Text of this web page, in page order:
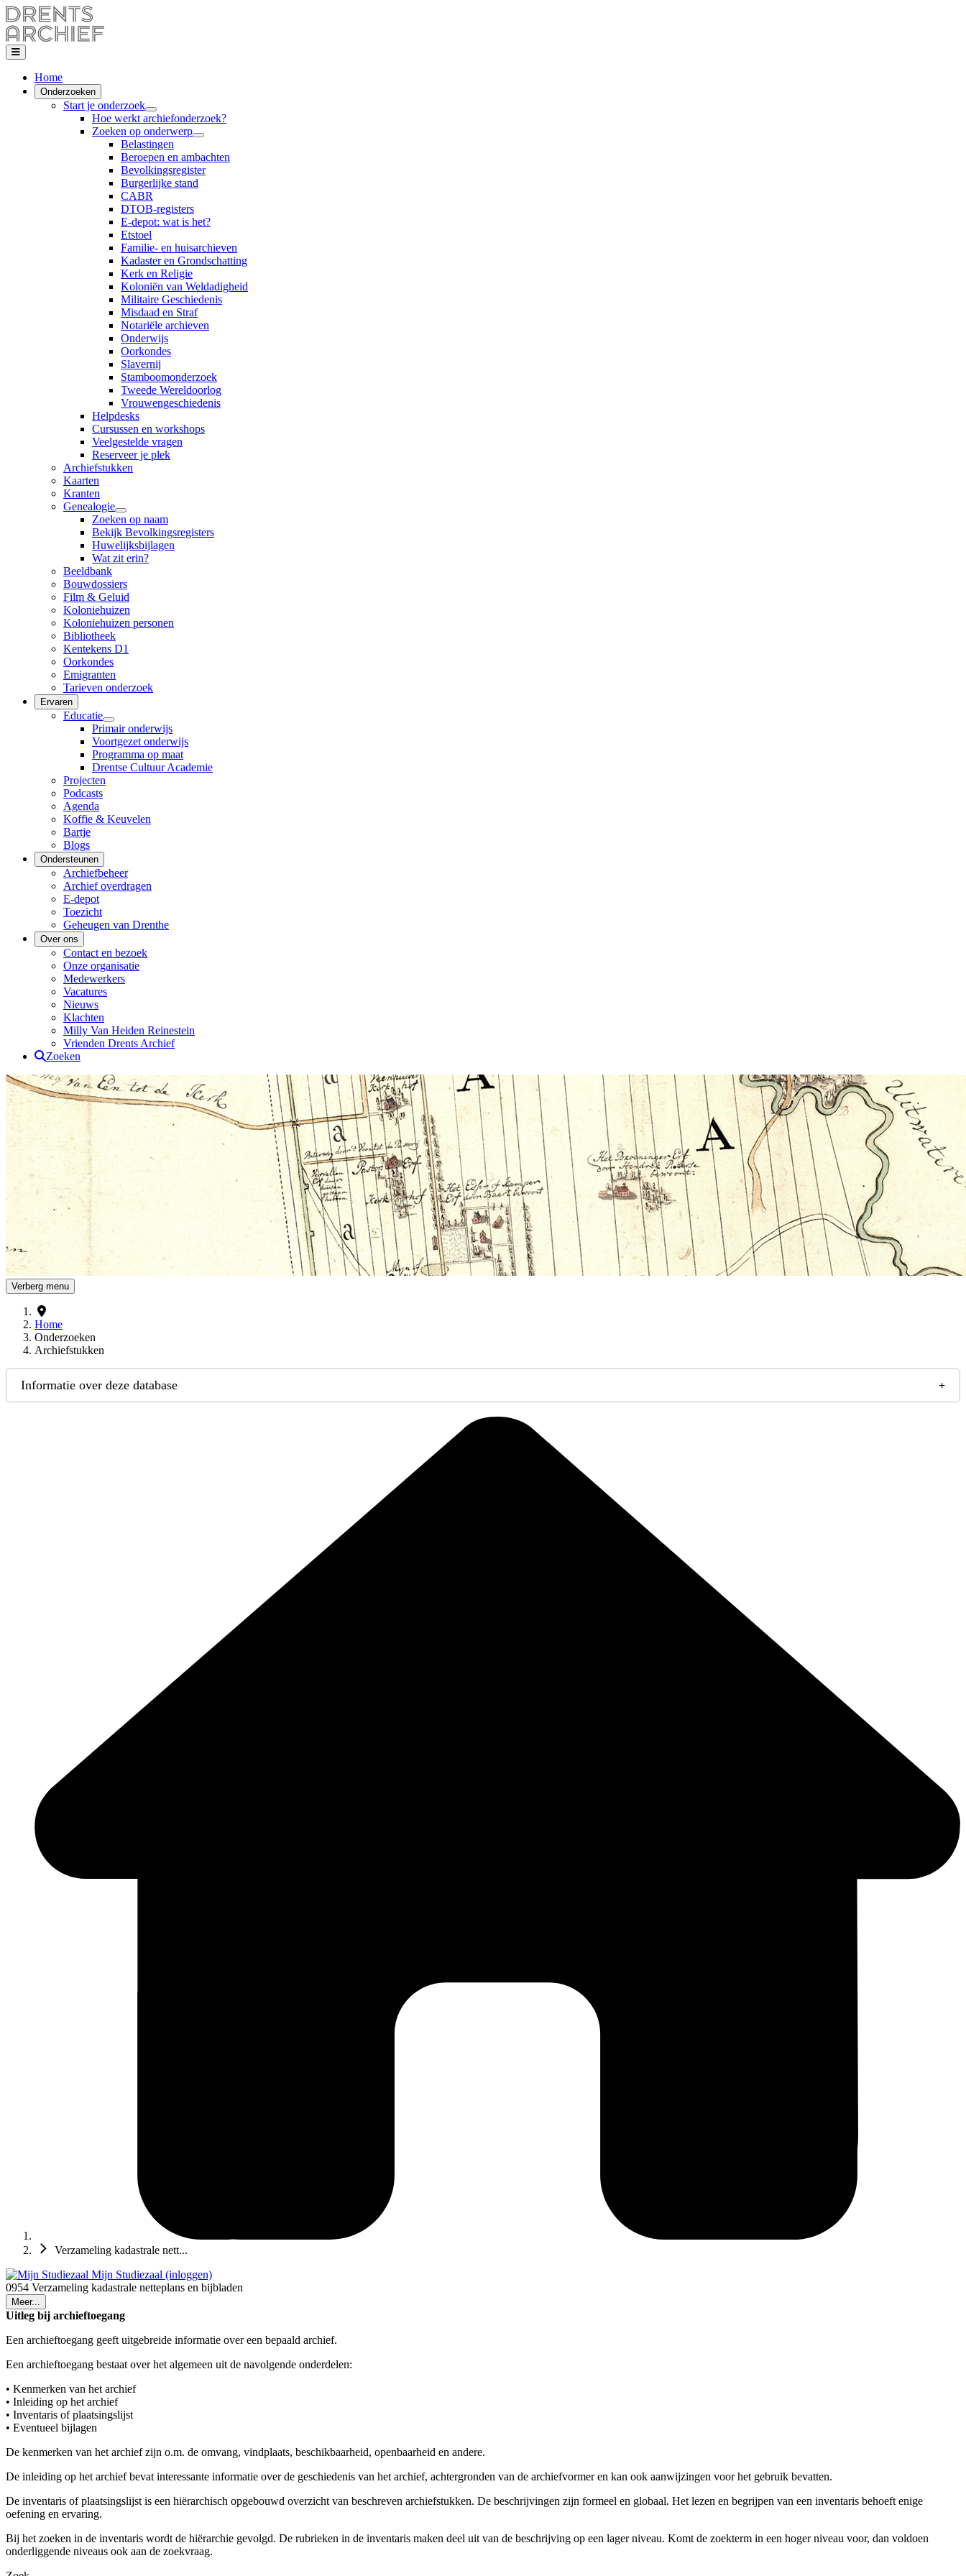
Home
Onderzoeken
Start je onderzoek
Hoe werkt archiefonderzoek?
Zoeken op onderwerp
Belastingen
Beroepen en ambachten
Bevolkingsregister
Burgerlijke stand
CABR
DTOB-registers
E-depot: wat is het?
Etstoel
Familie- en huisarchieven
Kadaster en Grondschatting
Kerk en Religie
Koloniën van Weldadigheid
Militaire Geschiedenis
Misdaad en Straf
Notariële archieven
Onderwijs
Oorkondes
Slavernij
Stamboomonderzoek
Tweede Wereldoorlog
Vrouwengeschiedenis
Helpdesks
Cursussen en workshops
Veelgestelde vragen
Reserveer je plek
Archiefstukken
Kaarten
Kranten
Genealogie
Zoeken op naam
Bekijk Bevolkingsregisters
Huwelijksbijlagen
Wat zit erin?
Beeldbank
Bouwdossiers
Film & Geluid
Koloniehuizen
Koloniehuizen personen
Bibliotheek
Kentekens D1
Oorkondes
Emigranten
Tarieven onderzoek
Ervaren
Educatie
Primair onderwijs
Voortgezet onderwijs
Programma op maat
Drentse Cultuur Academie
Projecten
Podcasts
Agenda
Koffie & Keuvelen
Bartje
Blogs
Ondersteunen
Archiefbeheer
Archief overdragen
E-depot
Toezicht
Geheugen van Drenthe
Over ons
Contact en bezoek
Onze organisatie
Medewerkers
Vacatures
Nieuws
Klachten
Milly Van Heiden Reinestein
Vrienden Drents Archief
Zoeken
Drents Archief
Verberg menu
Home
Onderzoeken
Archiefstukken
Informatie over deze database
Verzameling kadastrale nett...
Mijn Studiezaal (inloggen)
0954 Verzameling kadastrale netteplans en bijbladen
Meer...
Uitleg bij archieftoegang
Een archieftoegang geeft uitgebreide informatie over een bepaald archief.
Een archieftoegang bestaat over het algemeen uit de navolgende onderdelen:
• Kenmerken van het archief
• Inleiding op het archief
• Inventaris of plaatsingslijst
• Eventueel bijlagen
De kenmerken van het archief zijn o.m. de omvang, vindplaats, beschikbaarheid, openbaarheid en andere.
De inleiding op het archief bevat interessante informatie over de geschiedenis van het archief, achtergronden van de archiefvormer en kan ook aanwijzingen voor het gebruik bevatten.
De inventaris of plaatsingslijst is een hiërarchisch opgebouwd overzicht van beschreven archiefstukken. De beschrijvingen zijn formeel en globaal. Het lezen en begrijpen van een inventaris behoeft enige
oefening en ervaring.
Bij het zoeken in de inventaris wordt de hiërarchie gevolgd. De rubrieken in de inventaris maken deel uit van de beschrijving op een lager niveau. Komt de zoekterm in een hoger niveau voor, dan voldoen
onderliggende niveaus ook aan de zoekvraag.